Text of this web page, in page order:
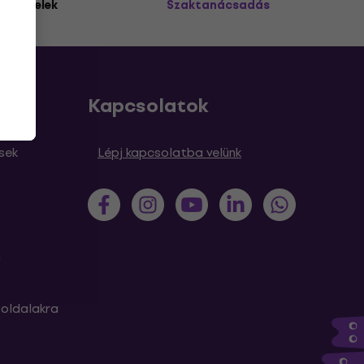
ügyfelek Szaktanácsadás
Kapcsolatok
Lépj kapcsolatba velünk